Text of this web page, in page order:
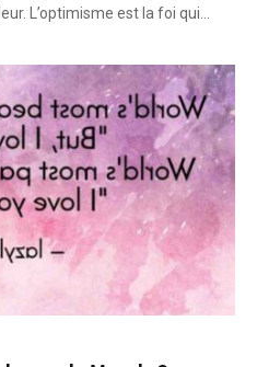
L’optimisme est la foi qui…